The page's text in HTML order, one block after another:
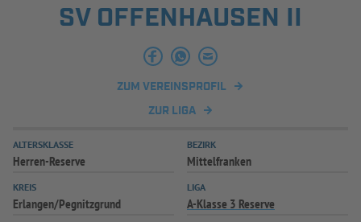
INFOTHEK SPIELPLUS
SV OFFENHAUSEN II
ZUM VEREINSPROFIL
ZUR LIGA
ALTERSKLASSE
Herren-Reserve
BEZIRK
Mittelfranken
KREIS
Erlangen/Pegnitzgrund
LIGA
A-Klasse 3 Reserve